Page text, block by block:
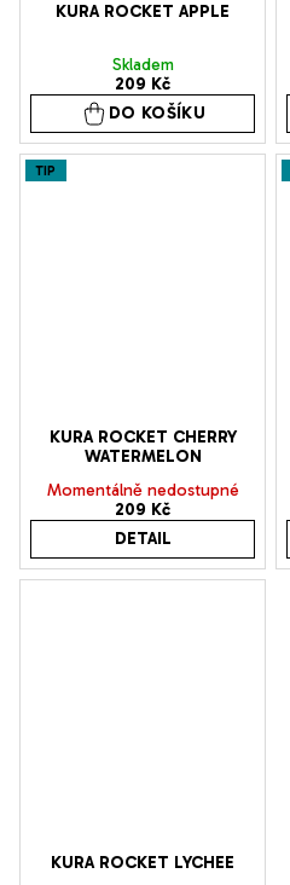
KURA ROCKET APPLE
Skladem
209 Kč
DO KOŠÍKU
TIP
KURA ROCKET CHERRY
WATERMELON
Momentálně nedostupné
209 Kč
DETAIL
KURA ROCKET LYCHEE